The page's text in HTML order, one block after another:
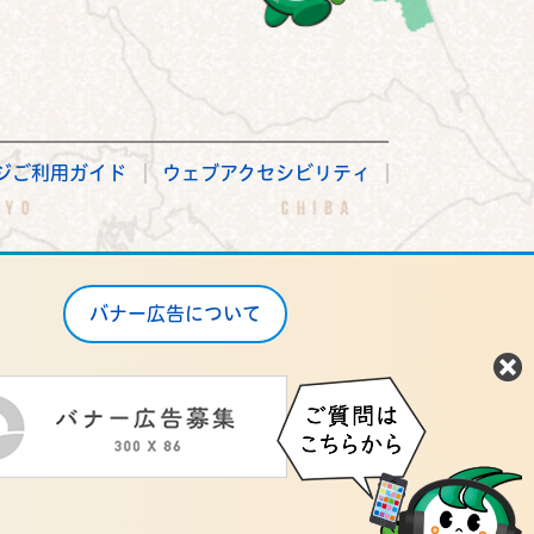
ご利用ガイド ウェブアクセシビリティ
バナー広告について